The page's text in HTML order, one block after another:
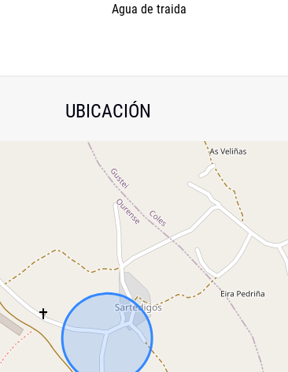
Agua de traida
UBICACIÓN